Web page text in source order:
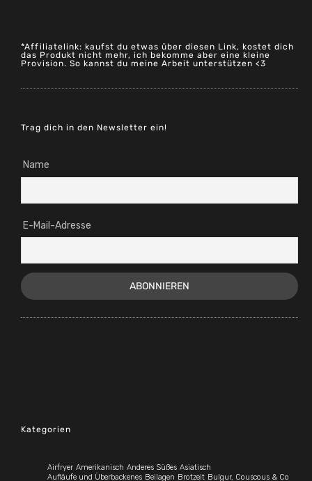
*Affiliatelink: kaufst du etwas über diesen Link, kostet dich
das Produkt nicht mehr, ich bekomme aber eine kleine
Provision. So kannst du meine Arbeit unterstützen <3
Trag dich in den Newsletter ein!
Name
E-Mail-Adresse
Kategorien
Airfryer Amerikanisch Anderes Süßes Asiatisch
Aufläufe und Überbackenes Beilagen Brotzeit Bulgur, Couscous & Co